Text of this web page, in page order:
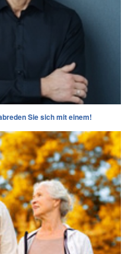
Sie sich mit einem!